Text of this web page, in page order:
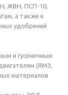
ЖВН, ПСП-10,
а также к
удобрений
и гусеничным
(ЯМЗ,
материалов